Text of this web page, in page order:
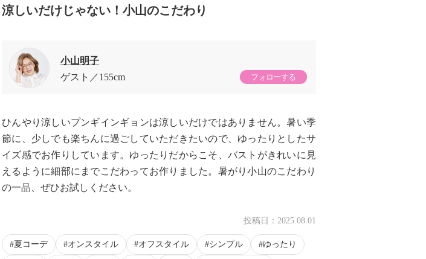
涼しいだけじゃない！小山のこだわり
小山明子
ゲスト
155cm フォローする
ひんやり涼しいプンギインギョンは涼しいだけではありません。暑い季
節に、少しでも楽ちんに過ごしていただきたいので、ゆったりとしたサ
イズ感でお作りしています。ゆったりだからこそ、バストがきれいに見
えるように細部にまでこだわってお作りました。暑がり小山のこだわり
の一品、ぜひお試しください。
投稿日： 2025.08.01
夏コーデ オンスタイル オフスタイル シンプル ゆったり